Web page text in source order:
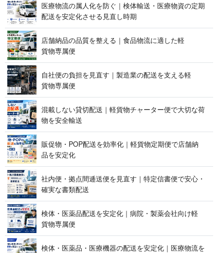
医療物流の属人化を防ぐ｜検体輸送・医療物資の定期
配送を安定化させる見 直 し 時 期
店舗納品の品質を整える｜食品物流に適した軽
貨 物 専 属 便
自社便の負担を見直す｜製造業の配送を支える軽
貨 物 専 属 便
混載しない貸切配送｜軽貨物チャーター便で大切な荷
物を 安 全 輸 送
販促物・POP配送を効率化｜軽貨物定期便で店舗納
品 を 安 定 化
社内便・拠点間逓送便を見直す｜特定信書便で安心・
確実な 書 類 配 送
検体・医薬品配送を安定化｜病院・製薬会社向け軽
貨 物 専 属 便
検体・医薬品・医療機器の配送を安定化｜医療物流を